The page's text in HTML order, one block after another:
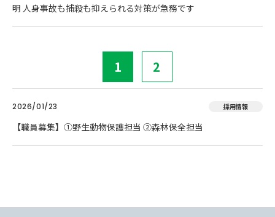
明 人身事故も捕殺も抑えられる対策が急務です
1 2
2026/01/23 採用情報
【職員募集】①野生動物保護担当 ②森林保全担当